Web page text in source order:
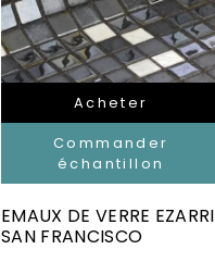
Acheter
Commander
échantillon
EMAUX DE VERRE EZARRI
SAN FRANCISCO